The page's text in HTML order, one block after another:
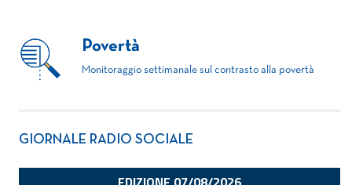
Povertà
Monitoraggio settimanale sul contrasto alla povertà
GIORNALE RADIO SOCIALE